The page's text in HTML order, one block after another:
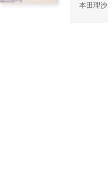
本田理沙